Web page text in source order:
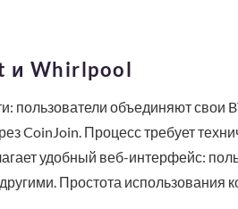
и Whirlpool
пользователи объединяют свои
CoinJoin. Процесс требует
удобный веб-интерфейс:
Простота использования